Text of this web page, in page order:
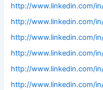
http://www.linkedin.com/
http://www.linkedin.com/
http://www.linkedin.com/
http://www.linkedin.com/
http://www.linkedin.com/
http://www.linkedin.com/